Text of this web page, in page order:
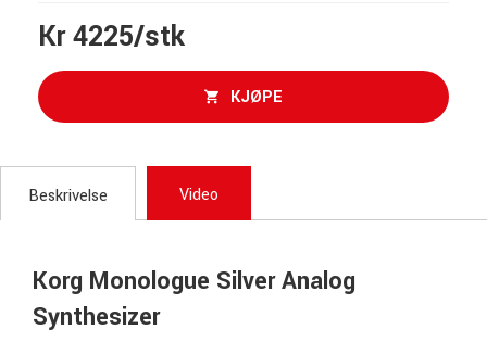
Kr 4225/stk
KJØPE
Beskrivelse Video
Korg Monologue Silver Analog
Synthesizer